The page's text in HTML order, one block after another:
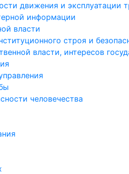
движения и эксплуатации
информации
власти
строя и
власти, интересов
человечества